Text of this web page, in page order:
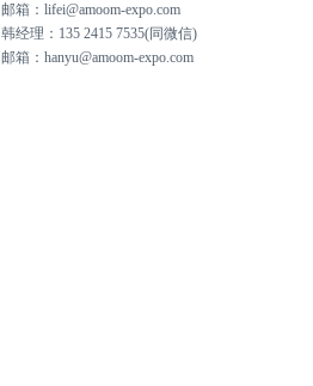
邮箱： lifei@amoom-expo.com
韩经理： 135 2415 7535(同微信)
邮箱： hanyu@amoom-expo.com